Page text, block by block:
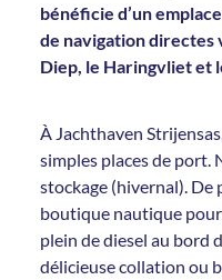
bénéficie d’un
de navigation directes
Diep, le Haringvliet et
À Jachthaven
simples places de port.
stockage (hivernal). De
boutique nautique
plein de diesel au bord
délicieuse collation ou